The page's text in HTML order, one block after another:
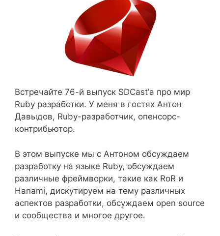
Встречайте 76-й выпуск SDCast’а про мир
Ruby разработки. У меня в гостях Антон
Давыдов, Ruby-разработчик, опенсорс-
контрибьютор.
В этом выпуске мы с Антоном обсуждаем
разработку на языке Ruby, обсуждаем
различные фреймворки, такие как RoR и
Hanami, дискутируем на тему различных
аспектов разработки, обсуждаем open source
и сообщества и многое другое.